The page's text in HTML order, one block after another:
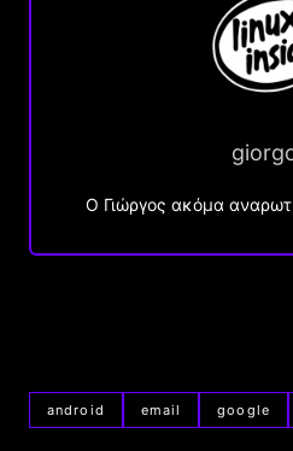
Ο Γιώργος ακόμα
android email google